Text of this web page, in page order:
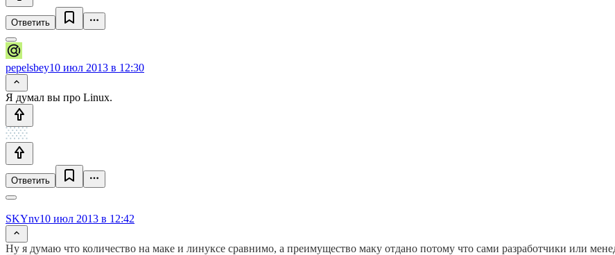
Ответить
pepelsbey10 июл 2013 в 12:30
Я думал вы про Linux.
Ответить
SKYnv10 июл 2013 в 12:42
Ну я думаю что количество на маке и линуксе сравнимо, а преимущество маку отдано потому что сами разработчики или